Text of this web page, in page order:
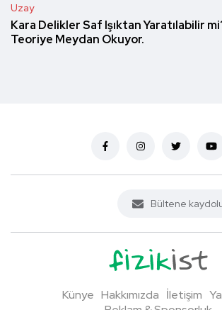
Uzay
Kara Delikler Saf Işıktan Yaratılabilir
Teoriye Meydan Okuyor.
Künye Hakkımızda İletişim